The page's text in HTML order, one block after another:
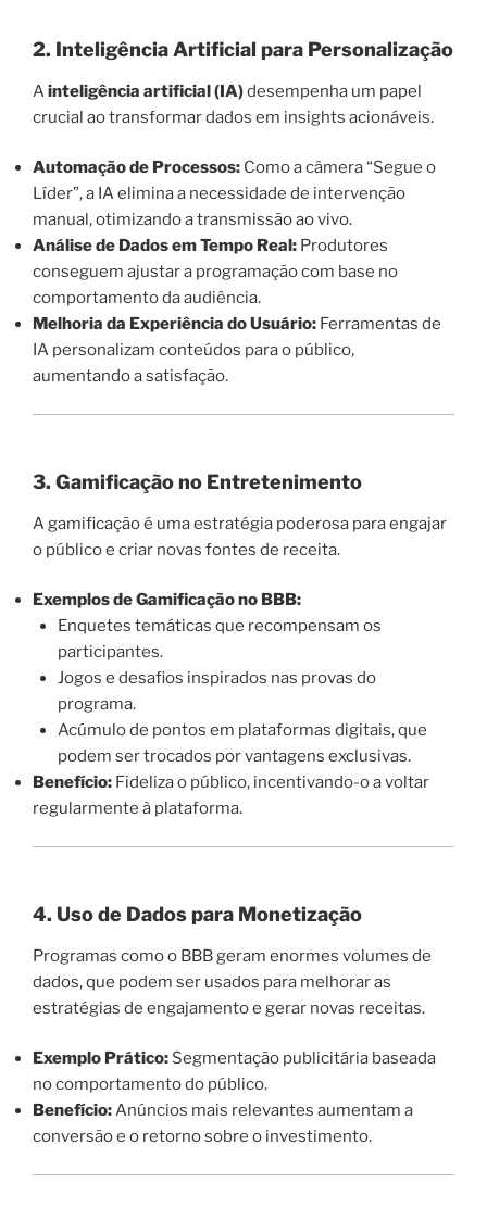
2. Inteligência Artificial para Personalização
Ainteligência artificial (IA)desempenha um papel
crucial ao transformar dados em insights acionáveis.
Automação de Processos: Como a câmera “Segue o
Líder”, a IA elimina a necessidade de intervenção
manual, otimizando a transmissão ao vivo.
Análise de Dados em Tempo Real: Produtores
conseguem ajustar a programação com base no
comportamento da audiência.
Melhoria da Experiência do Usuário: Ferramentas de
IA personalizam conteúdos para o público,
aumentando a satisfação.
3. Gamificação no Entretenimento
A gamificação é uma estratégia poderosa para engajar
o público e criar novas fontes de receita.
Exemplos de Gamificação no BBB:
Enquetes temáticas que recompensam os
participantes.
Jogos e desafios inspirados nas provas do
programa.
Acúmulo de pontos em plataformas digitais, que
podem ser trocados por vantagens exclusivas.
Benefício: Fideliza o público, incentivando-o a voltar
regularmente à plataforma.
4. Uso de Dados para Monetização
Programas como o BBB geram enormes volumes de
dados, que podem ser usados para melhorar as
estratégias de engajamento e gerar novas receitas.
Exemplo Prático: Segmentação publicitária baseada
no comportamento do público.
Benefício:Anúncios mais relevantes aumentam a
conversão e o retorno sobre o investimento.